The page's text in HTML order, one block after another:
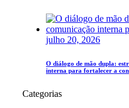
julho 20, 2026
O diálogo de mão dupla:
interna para fortalecer a
Categorias